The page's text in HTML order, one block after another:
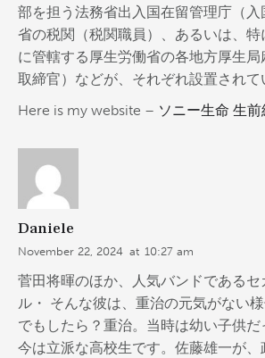
部を担う法務省出入国在留管理庁（
省の税関（税関職員）、あるいは、
に管轄する厚生労働省の各地方厚生
取締官）などが、それぞれ設置されて
Here is my website – ソニー生命 生
Daniele
November 22, 2024 at 10:27 am
菅田将暉のほか、人気バンドであるセ
ル・ そんな彼は、重治の元気がない
でもしたら？重治。当時は幼い子供だ
今は立派な高校生です。佐藤雄一が